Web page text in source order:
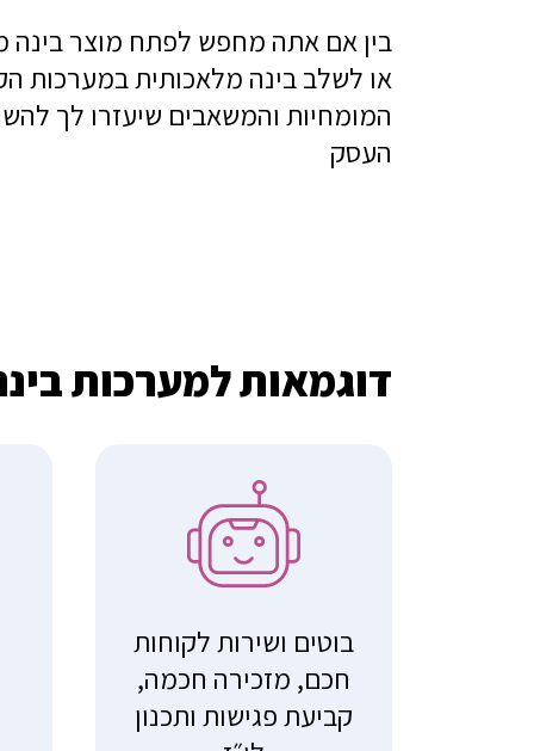
בין אם אתה מחפש לפתח מוצר
או לשלב בינה מלאכותית במערכות
המומחיות והמשאבים שיעזרו לך
העסק
דוגמאות למערכות
בוטים ושירות לקוחות
חכם, מזכירה חכמה,
קביעת פגישות ותכנון